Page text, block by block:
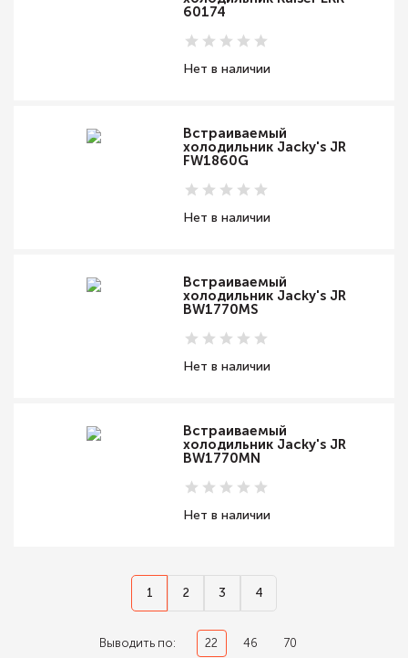
60174
Нет в наличии
Встраиваемый
холодильник Jacky's JR
FW1860G
Нет в наличии
Встраиваемый
холодильник Jacky's JR
BW1770MS
Нет в наличии
Встраиваемый
холодильник Jacky's JR
BW1770MN
Нет в наличии
1 2 3 4
Выводить по: 22 46 70